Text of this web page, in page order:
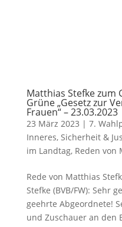
Matthias Stefke zum
Grüne „Gesetz zur
Frauen“ – 23.03.2023
23 März 2023 | 7.
Inneres, Sicherheit &
im Landtag, Reden von
Rede von Matthias
Stefke (BVB/FW): Sehr
geehrte Abgeordnete!
und Zuschauer an den